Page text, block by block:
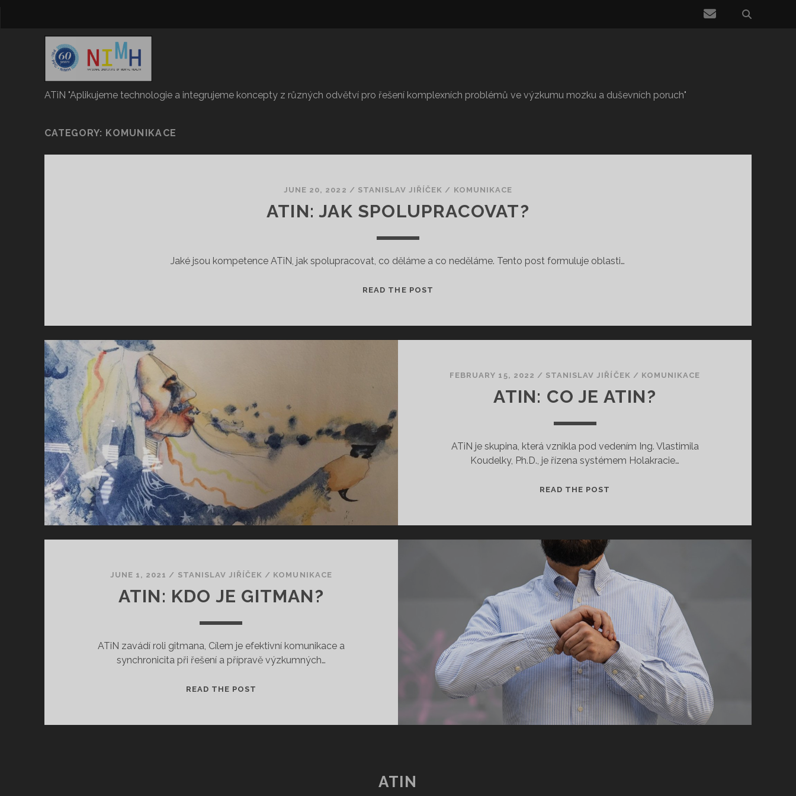
email
ATiN "Aplikujeme technologie a integrujeme koncepty z různých odvětví pro řešení komplexních problémů ve výzkumu mozku a duševních poruch"
CATEGORY: KOMUNIKACE
JUNE 20, 2022 / STANISLAV JIŘÍČEK / KOMUNIKACE
ATIN: JAK SPOLUPRACOVAT?
Jaké jsou kompetence ATiN, jak spolupracovat, co děláme a co neděláme. Tento post formuluje oblasti…
READ THE POST
FEBRUARY 15, 2022 / STANISLAV JIŘÍČEK / KOMUNIKACE
ATIN: CO JE ATIN?
ATiN je skupina, která vznikla pod vedením Ing. Vlastimila
Koudelky, Ph.D., je řízena systémem Holakracie…
READ THE POST
JUNE 1, 2021 / STANISLAV JIŘÍČEK / KOMUNIKACE
ATIN: KDO JE GITMAN?
ATiN zavádí roli gitmana, Cílem je efektivní komunikace a
synchronicita při řešení a přípravě výzkumných…
READ THE POST
ATIN